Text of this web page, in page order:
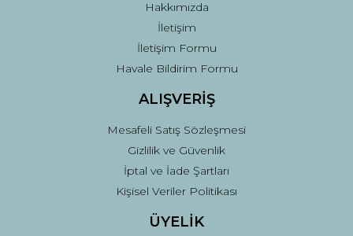
Hakkımızda
İletişim
İletişim Formu
Havale Bildirim Formu
ALIŞVERİŞ
Mesafeli Satış Sözleşmesi
Gizlilik ve Güvenlik
İptal ve İade Şartları
Kişisel Veriler Politikası
ÜYELİK